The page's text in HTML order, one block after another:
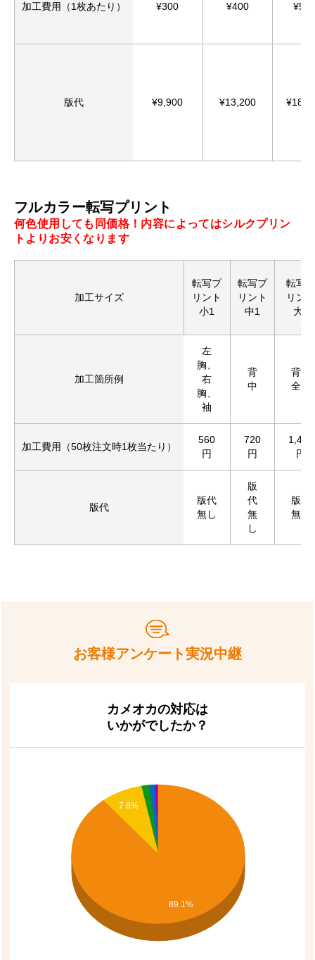
お買い物を続ける カートへ進む
加工費用（1枚あたり） ¥300 ¥400 ¥500
版代 ¥9,900 ¥13,200
フルカラー転写プリント
何色使用しても同価格！内容によってはシルクプリン
トよりお安くなります
加工サイズ
転写プ
リント
小1
転写プ
リント
中1
転写プ
リント
大1
加工箇所例
左
胸、
右
胸、
袖
背
中
背中
全面
加工費用（50枚注文時1枚当たり）
560
円
720
円
1,430
円
版代
版代
無し
版
代
無
し
版代
無し